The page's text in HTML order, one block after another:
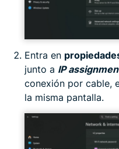
Entra en
junto a IP
conexión por cable,
la misma pantalla.